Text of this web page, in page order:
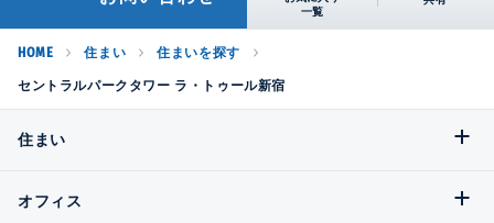
HOME 住まい 住まいを探す
セントラルパークタワー ラ・トゥール新宿
住まい
オフィス